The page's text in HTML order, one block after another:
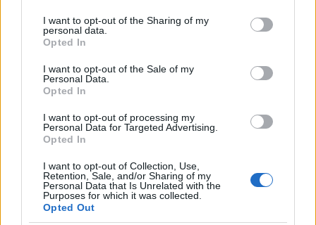
not limited to your visit or usage behaviour. You may click to
grant or deny consent to Google and its third-party tags to
use your data for below specified purposes in below Google
consent section.
I want to opt-out of the Sharing of my
personal data.
Opted In
I want to opt-out of the Sale of my
Personal Data.
Opted In
I want to opt-out of processing my
Personal Data for Targeted Advertising.
Opted In
I want to opt-out of Collection, Use,
Retention, Sale, and/or Sharing of my
Personal Data that Is Unrelated with the
Purposes for which it was collected.
Opted Out